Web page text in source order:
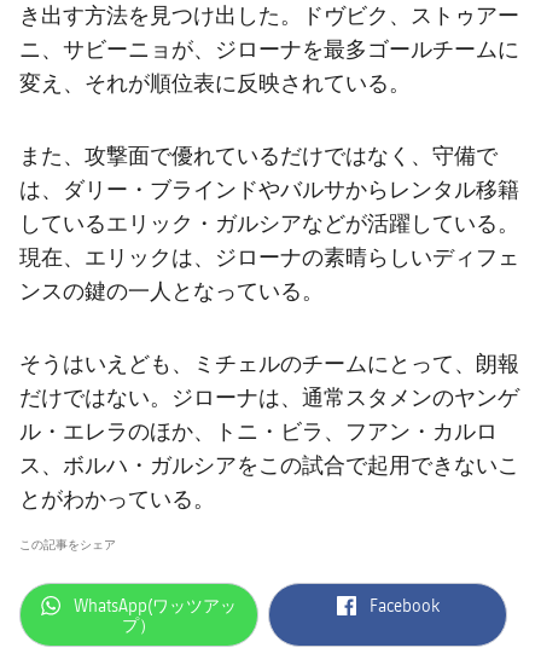
き出す方法を見つけ出した。ドヴビク、ストゥアー
ニ、サビーニョが、ジローナを最多ゴールチームに
変え、それが順位表に反映されている。
また、攻撃面で優れているだけではなく、守備で
は、ダリー・ブラインドやバルサからレンタル移籍
しているエリック・ガルシアなどが活躍している。
現在、エリックは、ジローナの素晴らしいディフェ
ンスの鍵の一人となっている。
そうはいえども、ミチェルのチームにとって、朗報
だけではない。ジローナは、通常スタメンのヤンゲ
ル・エレラのほか、トニ・ビラ、フアン・カルロ
ス、ボルハ・ガルシアをこの試合で起用できないこ
とがわかっている。
この記事をシェア
label.aria.whatsapp
WhatsApp(ワッツアッ
プ）
label.aria.facebook
Facebook